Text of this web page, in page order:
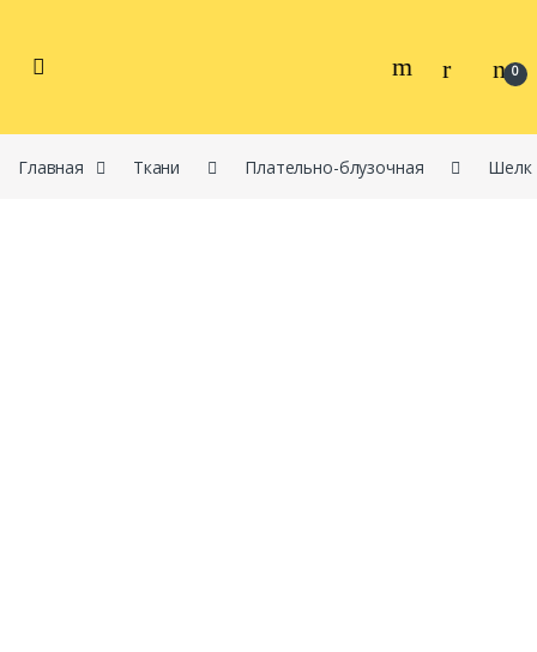
0
Главная Ткани Плательно-блузочная Шелк